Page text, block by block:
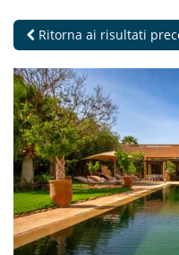
Ritorna ai risultati